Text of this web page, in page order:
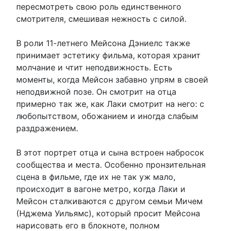
пересмотреть свою роль единственного
смотрителя, смешивая нежность с силой.
В роли 11-летнего Мейсона Дэниелс также
принимает эстетику фильма, которая хранит
молчание и чтит неподвижность. Есть
моменты, когда Мейсон забавно упрям ​​в своей
неподвижной позе. Он смотрит на отца
примерно так же, как Лаки смотрит на него: с
любопытством, обожанием и иногда слабым
раздражением.
В этот портрет отца и сына встроен набросок
сообщества и места. Особенно пронзительная
сцена в фильме, где их не так уж мало,
происходит в вагоне метро, ​​когда Лаки и
Мейсон сталкиваются с другом семьи Мичем
(Нджема Уильямс), который просит Мейсона
нарисовать его в блокноте, полном